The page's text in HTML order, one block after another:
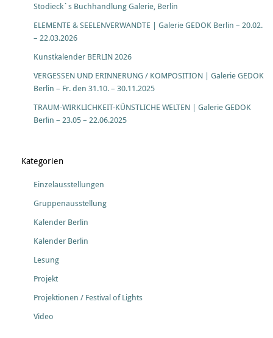
Stodieck`s Buchhandlung Galerie, Berlin
ELEMENTE & SEELENVERWANDTE | Galerie GEDOK Berlin – 20.02.
– 22.03.2026
Kunstkalender BERLIN 2026
VERGESSEN UND ERINNERUNG / KOMPOSITION | Galerie GEDOK
Berlin – Fr. den 31.10. – 30.11.2025
TRAUM-WIRKLICHKEIT-KÜNSTLICHE WELTEN | Galerie GEDOK
Berlin – 23.05 – 22.06.2025
Kategorien
Einzelausstellungen
Gruppenausstellung
Kalender Berlin
Kalender Berlin
Lesung
Projekt
Projektionen / Festival of Lights
Video